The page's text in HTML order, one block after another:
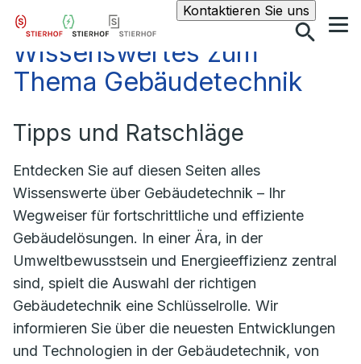
Kontaktieren Sie unsSuche
Wissenswertes zum
Thema Gebäudetechnik
Tipps und Ratschläge
Entdecken Sie auf diesen Seiten alles
Wissenswerte über Gebäudetechnik – Ihr
Wegweiser für fortschrittliche und effiziente
Gebäudelösungen. In einer Ära, in der
Umweltbewusstsein und Energieeffizienz zentral
sind, spielt die Auswahl der richtigen
Gebäudetechnik eine Schlüsselrolle. Wir
informieren Sie über die neuesten Entwicklungen
und Technologien in der Gebäudetechnik, von